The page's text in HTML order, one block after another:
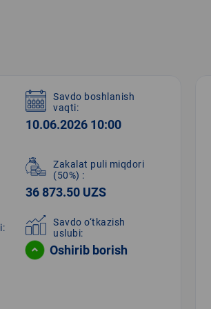
Savdo boshlanish
vaqti:
10.06.2026 10:00
Zakalat puli miqdori
(50%) :
36 873.50 UZS
Savdo o‘tkazish
uslubi:
Oshirib borish